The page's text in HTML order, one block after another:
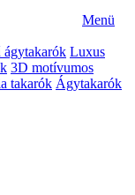
Menü
ágytakarók Luxus
3D motívumos
takarók Ágytakarók